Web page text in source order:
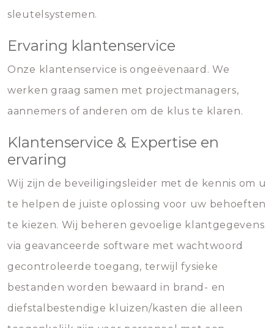
sleutelsystemen.
Ervaring klantenservice
Onze klantenservice is ongeëvenaard. We
werken graag samen met projectmanagers,
aannemers of anderen om de klus te klaren.
Klantenservice & Expertise en
ervaring
Wij zijn de beveiligingsleider met de kennis om u
te helpen de juiste oplossing voor uw behoeften
te kiezen. Wij beheren gevoelige klantgegevens
via geavanceerde software met wachtwoord
gecontroleerde toegang, terwijl fysieke
bestanden worden bewaard in brand- en
diefstalbestendige kluizen/kasten die alleen